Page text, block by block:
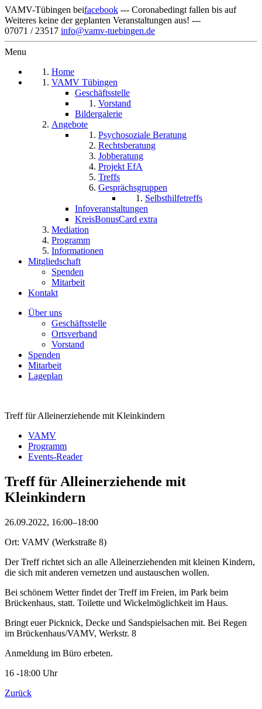
VAMV-Tübingen beifacebook --- Coronabedingt fallen bis auf
Weiteres keine der geplanten Veranstaltungen aus! ---
07071 / 23517 info@vamv-tuebingen.de
Menu
Home
VAMV Tübingen
Geschäftsstelle
Vorstand
Bildergalerie
Angebote
Psychosoziale Beratung
Rechtsberatung
Jobberatung
Projekt EfA
Treffs
Gesprächsgruppen
Selbsthilfetreffs
Infoveranstaltungen
KreisBonusCard extra
Mediation
Programm
Informationen
Mitgliedschaft
Spenden
Mitarbeit
Kontakt
Über uns
Geschäftsstelle
Ortsverband
Vorstand
Spenden
Mitarbeit
Lageplan
Treff für Alleinerziehende mit Kleinkindern
VAMV
Programm
Events-Reader
Treff für Alleinerziehende mit
Kleinkindern
26.09.2022, 16:00–18:00
Ort: VAMV (Werkstraße 8)
Der Treff richtet sich an alle Alleinerziehenden mit kleinen Kindern,
die sich mit anderen vernetzen und austauschen wollen.
Bei schönem Wetter findet der Treff im Freien, im Park beim
Brückenhaus, statt. Toilette und Wickelmöglichkeit im Haus.
Bringt euer Picknick, Decke und Sandspielsachen mit. Bei Regen
im Brückenhaus/VAMV, Werkstr. 8
Anmeldung im Büro erbeten.
16 -18:00 Uhr
Zurück